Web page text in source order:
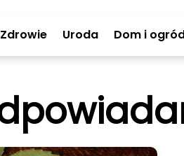
Zdrowie Uroda Dom i